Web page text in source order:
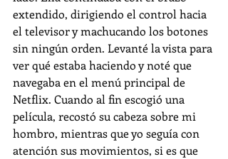
extendido, dirigiendo el control hacia
el televisor y machucando los botones
sin ningún orden. Levanté la vista para
ver qué estaba haciendo y noté que
navegaba en el menú principal de
Netflix. Cuando al fin escogió una
película, recostó su cabeza sobre mi
hombro, mientras que yo seguía con
atención sus movimientos, si es que